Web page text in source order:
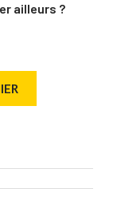
ailleurs ?